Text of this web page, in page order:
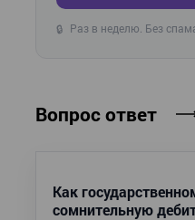
🔒 Раз в неделю. Без
Вопрос ответ
Как
сомнительную